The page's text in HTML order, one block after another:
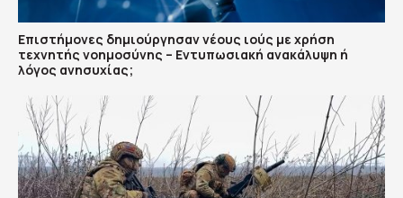
Επιστήμονες δημιούργησαν νέους ιούς με χρήση
τεχνητής νοημοσύνης – Εντυπωσιακή ανακάλυψη ή
λόγος ανησυχίας;